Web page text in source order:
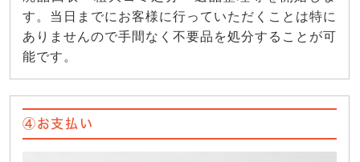
す。当日までにお客様に行っていただくことは特に
ありませんので手間なく不要品を処分することが可
能です。
④お支払い